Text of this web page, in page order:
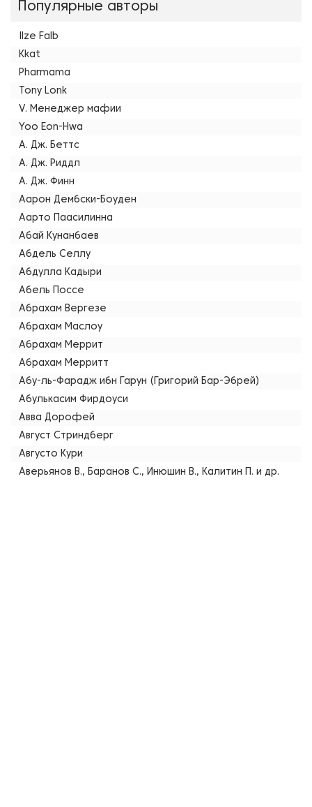
Популярные авторы
Ilze Falb
Kkat
Pharmama
Tony Lonk
V. Менеджер мафии
Yoo Eon-Hwa
А. Дж. Беттс
А. Дж. Риддл
А. Дж. Финн
Аарон Дембски-Боуден
Аарто Паасилинна
Абай Кунанбаев
Абдель Селлу
Абдулла Кадыри
Абель Поссе
Абрахам Вергезе
Абрахам Маслоу
Абрахам Меррит
Абрахам Мерритт
Абу-ль-Фарадж ибн Гарун (Григорий Бар-Эбрей)
Абулькасим Фирдоуси
Авва Дорофей
Август Стриндберг
Августо Кури
Аверьянов В., Баранов С., Инюшин В., Калитин П. и др.